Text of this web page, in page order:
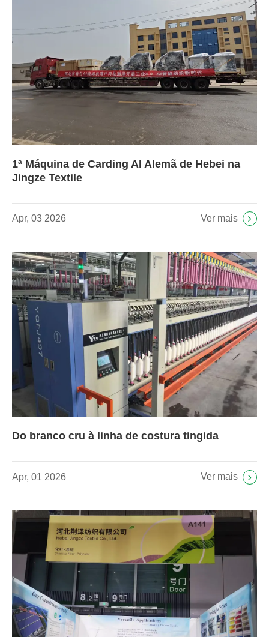
1ª Máquina de Carding AI Alemã de Hebei na
Jingze Textile
Apr, 03 2026 Ver mais
Do branco cru à linha de costura tingida
Apr, 01 2026 Ver mais